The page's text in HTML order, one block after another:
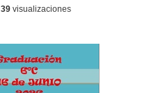
39visualizaciones